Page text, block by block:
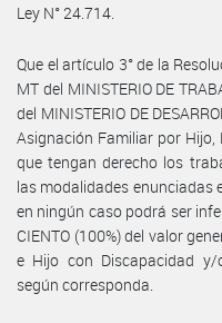
Ley N° 24.714.
Que el artículo 3° de la
MT del MINISTERIO DE
del MINISTERIO DE
Asignación Familiar por
que tengan derecho los
las modalidades enunciadas
en ningún caso podrá ser
CIENTO (100%) del valor
e Hijo con Discapacidad y/
según corresponda.